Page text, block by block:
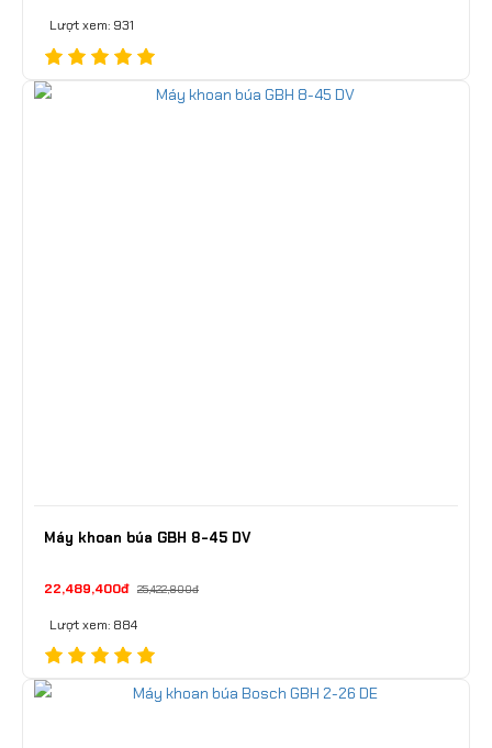
Lượt xem: 931
Máy khoan búa GBH 8-45 DV
22,489,400đ 25,422,800đ
Lượt xem: 884